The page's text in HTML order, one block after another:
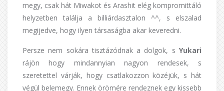
megy, csak hát Miwakot és Arashit elég kompromittáló
helyzetben találja a billiárdasztalon ^^, s elszalad
megijedve, hogy ilyen társaságba akar keveredni.
Persze nem sokára tisztázódnak a dolgok, s Yukari
rájön hogy mindannyian nagyon rendesek, s
szeretettel várják, hogy csatlakozzon közéjük, s hát
végül belemegy. Ennek örömére rendeznek egy kissebb